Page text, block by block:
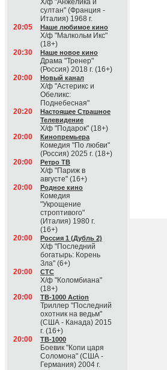
Х/ф "Анжелика и
султан" (Франция -
Италия) 1968 г.
20:05
Наше любимое кино
Х/ф "Малкольм Икс"
(18+)
20:30
Наше новое кино
Драма "Тренер"
(Россия) 2018 г. (16+)
20:00
Новый канал
Х/ф "Астерикс и
Обеликс:
Поднебесная"
20:20
Настоящее Страшное
Телевидение
Х/ф "Подарок" (18+)
20:00
Кинопремьера
Комедия "По любви"
(Россия) 2025 г. (18+)
20:00
Ретро ТВ
Х/ф "Париж в
августе" (16+)
20:00
Родное кино
Комедия
"Укрощение
строптивого"
(Италия) 1980 г.
(16+)
20:00
Россия 1 (Дубль 2)
Х/ф "Последний
богатырь: Корень
Зла" (6+)
20:00
СТС
Х/ф "Коломбиана"
(18+)
20:00
ТВ-1000 Action
Триллер "Последний
охотник на ведьм"
(США - Канада) 2015
г. (16+)
20:00
ТВ-1000
Боевик "Копи царя
Соломона" (США -
Германия) 2004 г.